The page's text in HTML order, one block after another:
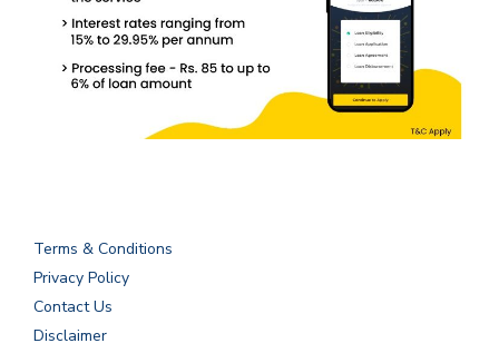
Terms & Conditions
Privacy Policy
Contact Us
Disclaimer